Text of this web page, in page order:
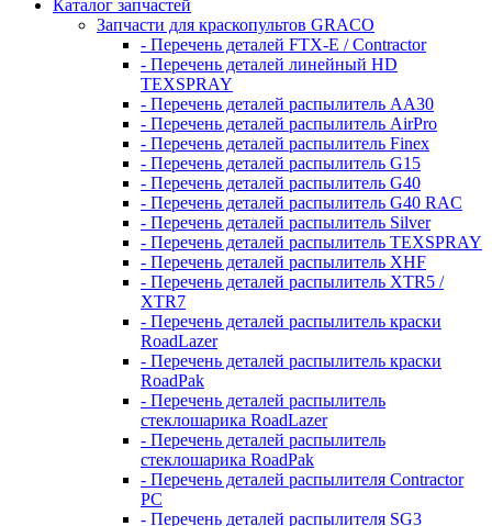
Каталог запчастей
Запчасти для краскопультов GRACO
- Перечень деталей FTX-E / Contractor
- Перечень деталей линейный HD
TEXSPRAY
- Перечень деталей распылитель AA30
- Перечень деталей распылитель AirPro
- Перечень деталей распылитель Finex
- Перечень деталей распылитель G15
- Перечень деталей распылитель G40
- Перечень деталей распылитель G40 RAC
- Перечень деталей распылитель Silver
- Перечень деталей распылитель TEXSPRAY
- Перечень деталей распылитель XHF
- Перечень деталей распылитель XTR5 /
XTR7
- Перечень деталей распылитель краски
RoadLazer
- Перечень деталей распылитель краски
RoadPak
- Перечень деталей распылитель
стеклошарика RoadLazer
- Перечень деталей распылитель
стеклошарика RoadPak
- Перечень деталей распылителя Contractor
PC
- Перечень деталей распылителя SG3